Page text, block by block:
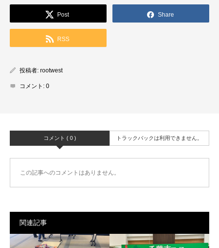
Post Share
RSS
投稿者: rootwest
コメント: 0
コメント ( 0 ) トラックバックは利用できません。
この記事へのコメントはありません。
関連記事